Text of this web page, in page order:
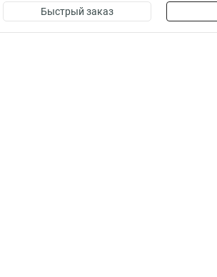
Быстрый заказ